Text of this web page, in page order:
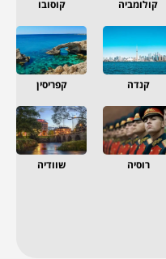
קולומביה קוסובו
קנדה קפריסין
רוסיה שוודיה